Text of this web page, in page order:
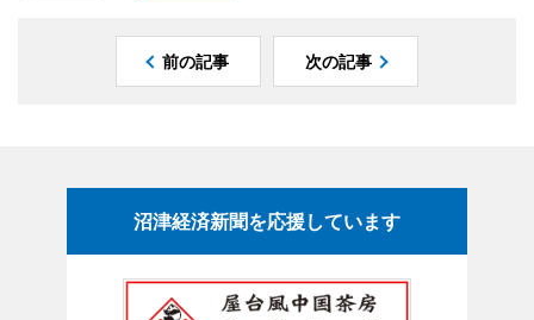
前の記事 次の記事
沼津経済新聞を応援しています